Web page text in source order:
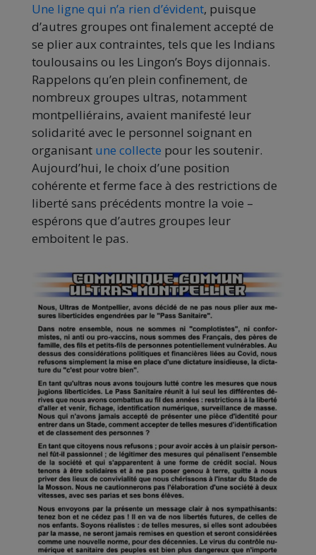
Une ligne qui n’a rien d’évident, puisque
d’autres groupes ont finalement accepté de
se plier aux contraintes, tels que les Indians
toulousains ou les Lingon’s Boys dijonnais.
Rappelons qu’en plein confinement, de
nombreux groupes ultras, notamment
montpelliérains, avaient manifesté leur
solidarité avec le personnel soignant en
organisant une collecte pour les soutenir.
Aujourd’hui, le choix d’une position
cohérente et ferme face à des restrictions de
liberté sans précédents montre la voie –
espérons que d’autres groupes leur
emboitent le pas.